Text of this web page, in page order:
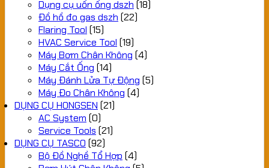
Dụng cụ uốn ống dszh (18)
Đồ hồ đo gas dszh (22)
Flaring Tool (15)
HVAC Service Tool (19)
Máy Bơm Chân Không (4)
Máy Cắt Ống (14)
Máy Đánh Lửa Tự Động (5)
Máy Đo Chân Không (4)
DỤNG CỤ HONGSEN (21)
AC System (0)
Service Tools (21)
DỤNG CỤ TASCO (92)
Bộ Đồ Nghề Tổ Hợp (4)